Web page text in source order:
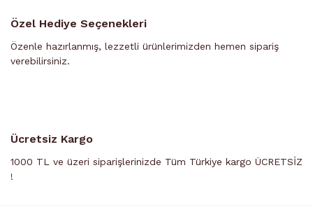
Özel Hediye Seçenekleri
Özenle hazırlanmış, lezzetli ürünlerimizden hemen sipariş
verebilirsiniz.
Ücretsiz Kargo
1000 TL ve üzeri siparişlerinizde Tüm Türkiye kargo ÜCRETSİZ
!